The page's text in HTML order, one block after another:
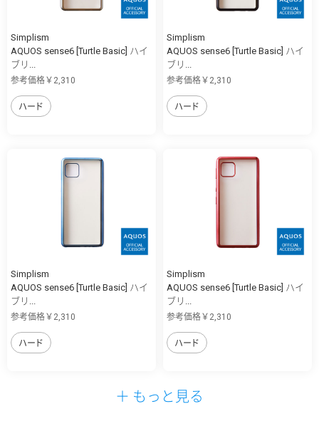
Simplism
AQUOS sense6 [Turtle Basic] ハイ
ブリ...
参考価格￥2,310
ハード
Simplism
AQUOS sense6 [Turtle Basic] ハイ
ブリ...
参考価格￥2,310
ハード
Simplism
AQUOS sense6 [Turtle Basic] ハイ
ブリ...
参考価格￥2,310
ハード
Simplism
AQUOS sense6 [Turtle Basic] ハイ
ブリ...
参考価格￥2,310
ハード
＋ もっと見る